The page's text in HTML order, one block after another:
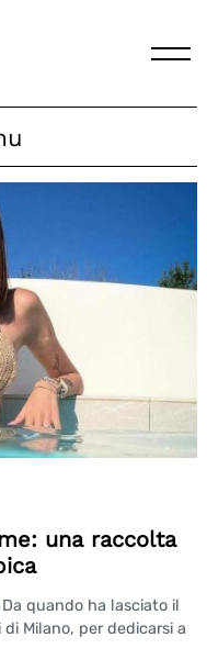
una raccolta
quando ha lasciato il
Milano, per dedicarsi a